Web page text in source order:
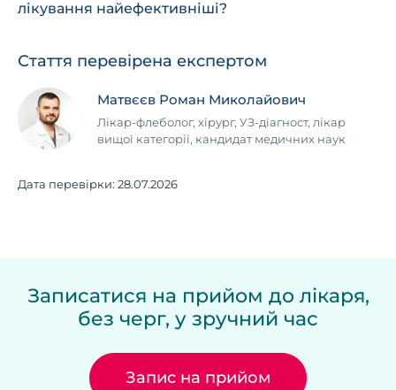
лікування найефективніші?
Стаття перевірена експертом
Матвєєв Роман Миколайович
Лікар-флеболог, хірург, УЗ-діагност, лікар
вищої категорії, кандидат медичних наук
Дата перевірки: 28.07.2026
Записатися на прийом до лікаря,
без черг, у зручний час
Запис на прийом